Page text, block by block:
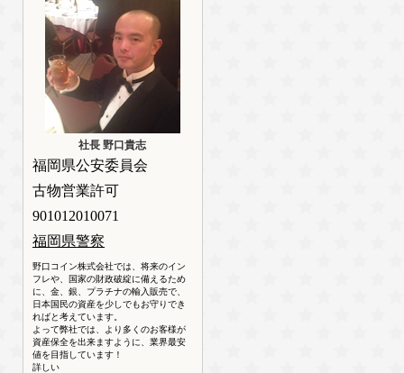
社長 野口貴志
福岡県公安委員会
古物営業許可
901012010071
福岡県警察
野口コイン株式会社では、将来のイン
フレや、国家の財政破綻に備えるため
に、金、銀、プラチナの輸入販売で、
日本国民の資産を少しでもお守りでき
ればと考えています。
よって弊社では、より多くのお客様が
資産保全を出来ますように、業界最安
値を目指しています！
詳しい